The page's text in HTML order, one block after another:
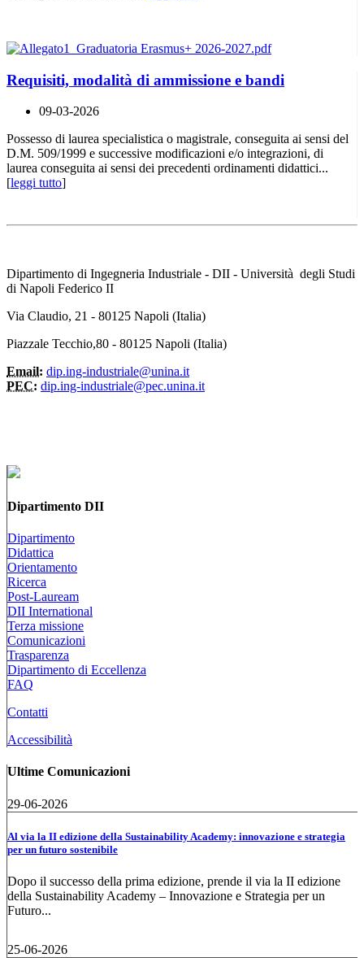
Requisiti, modalità di ammissione e bandi
09-03-2026
Possesso di laurea specialistica o magistrale, conseguita ai sensi del
D.M. 509/1999 e successive modificazioni e/o integrazioni, di
laurea conseguita ai sensi dei precedenti ordinamenti didattici...
[leggi tutto]
Dipartimento di Ingegneria Industriale - DII - Università degli Studi
di Napoli Federico II
Via Claudio, 21 - 80125 Napoli (Italia)
Piazzale Tecchio,80 - 80125 Napoli (Italia)
Email: dip.ing-industriale@unina.it
PEC: dip.ing-industriale@pec.unina.it
Dipartimento DII
Dipartimento
Didattica
Orientamento
Ricerca
Post-Lauream
DII International
Terza missione
Comunicazioni
Trasparenza
Dipartimento di Eccellenza
FAQ
Contatti
Accessibilità
Ultime Comunicazioni
29-06-2026
Al via la II edizione della Sustainability Academy: innovazione e strategia
per un futuro sostenibile
Dopo il successo della prima edizione, prende il via la II edizione
della Sustainability Academy – Innovazione e Strategia per un
Futuro...
25-06-2026